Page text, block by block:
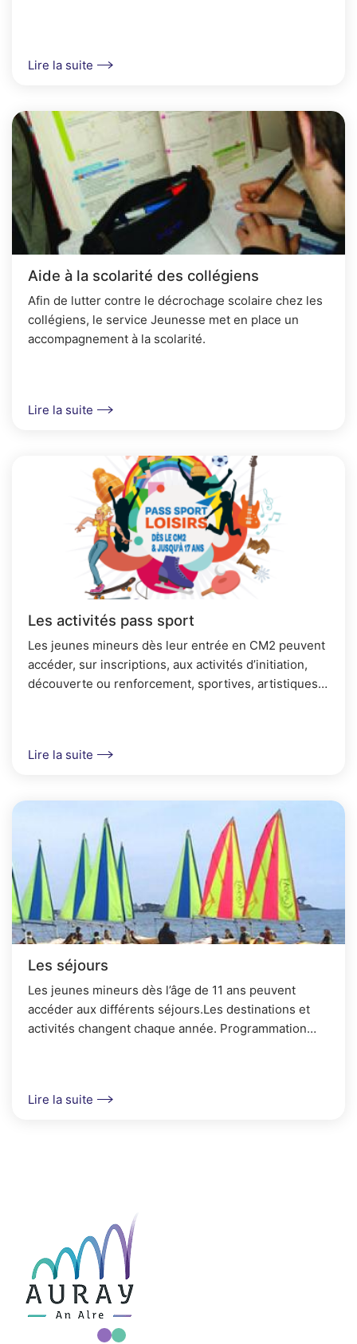
Lire la suite
Aide à la scolarité des collégiens
Afin de lutter contre le décrochage scolaire chez les
collégiens, le service Jeunesse met en place un
accompagnement à la scolarité.
Lire la suite
Les activités pass sport
Les jeunes mineurs dès leur entrée en CM2 peuvent
accéder, sur inscriptions, aux activités d’initiation,
découverte ou renforcement, sportives, artistiques,
Lire la suite
Les séjours
Les jeunes mineurs dès l’âge de 11 ans peuvent
accéder aux différents séjours.Les destinations et
activités changent chaque année. Programmation
Lire la suite